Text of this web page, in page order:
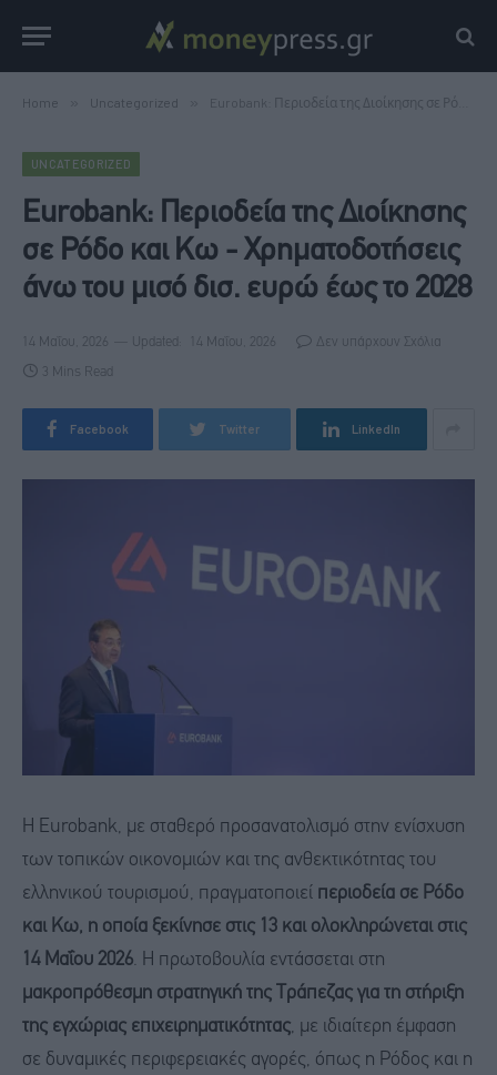
Home Uncategorized Eurobank: Περιοδεία της Διοίκησης σε Ρόδο και Κω - Χρηματοδοτήσεις άνω του μισό δισ. ευρώ έως το 2028
UNCATEGORIZED
Eurobank: Περιοδεία της Διοίκησης
σε Ρόδο και Κω - Χρηματοδοτήσεις
άνω του μισό δισ. ευρώ έως το 2028
14 Μαΐου, 2026 Updated: 14 Μαΐου, 2026 Δεν υπάρχουν Σχόλια
3 Mins Read
Facebook Twitter LinkedIn
Η Eurobank, με σταθερό προσανατολισμό στην ενίσχυση
των τοπικών οικονομιών και της ανθεκτικότητας του
ελληνικού τουρισμού, πραγματοποιεί περιοδεία σε Ρόδο
και Κω, η οποία ξεκίνησε στις 13 και ολοκληρώνεται στις
14 Μαΐου 2026. Η πρωτοβουλία εντάσσεται στη
μακροπρόθεσμη στρατηγική της Τράπεζας για τη στήριξη
της εγχώριας επιχειρηματικότητας, με ιδιαίτερη έμφαση
σε δυναμικές περιφερειακές αγορές, όπως η Ρόδος και η